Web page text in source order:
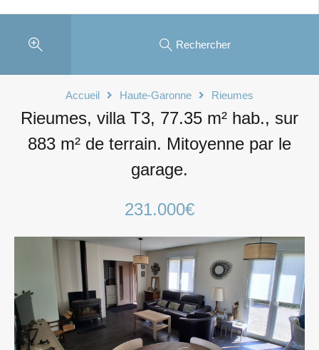
Rechercher
Accueil Haute-Garonne Rieumes
Rieumes, villa T3, 77.35 m² hab., sur
883 m² de terrain. Mitoyenne par le
garage.
231.000€